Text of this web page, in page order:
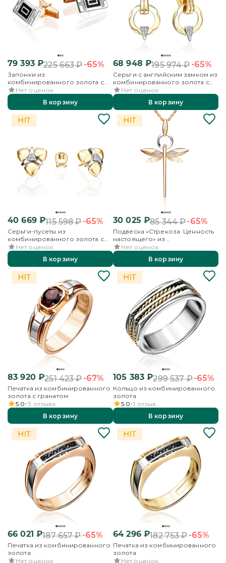
79 393₽225 663₽-65%
Запонки из
комбинированного золота с
фианитами и эмалью
Нет оценок
В корзину
68 948 ₽195 974₽-65%
Серьги с английским замком из
комбинированного золота с
бриллиантами
Нет оценок
В корзину
40 669₽115 598₽-65%
Серьги-пусеты из
комбинированного золота с
бриллиантами
Нет оценок
В корзину
30 025 ₽85 344₽-65%
Подвеска «Стрекоза. Ценность
настоящего» из
комбинированного золота с
бриллиантами
Нет оценок
В корзину
83 920₽251 423₽-67%
Печатка из комбинированного
золота с гранатом
5.0 3 отзыва
В корзину
105 383 ₽299 537₽-65%
Кольцо из комбинированного
золота
5.0 1 отзыв
В корзину
66 021 ₽187 657₽-65%
Печатка из комбинированного
золота
Нет оценок
64 296₽182 753₽-65%
Печатка из комбинированного
золота
Нет оценок